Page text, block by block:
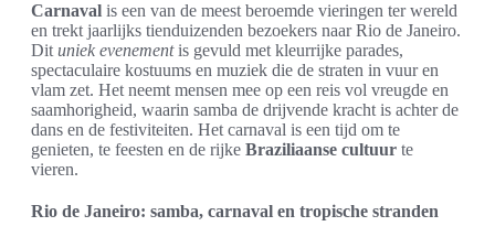
Carnaval is een van de meest beroemde vieringen ter wereld
en trekt jaarlijks tienduizenden bezoekers naar Rio de Janeiro.
Dit uniek evenementis gevuld met kleurrijke parades,
spectaculaire kostuums en muziek die de straten in vuur en
vlam zet. Het neemt mensen mee op een reis vol vreugde en
saamhorigheid, waarin samba de drijvende kracht is achter de
dans en de festiviteiten. Het carnaval is een tijd om te
genieten, te feesten en de rijke Braziliaanse cultuur te
vieren.
Rio de Janeiro: samba, carnaval en tropische stranden